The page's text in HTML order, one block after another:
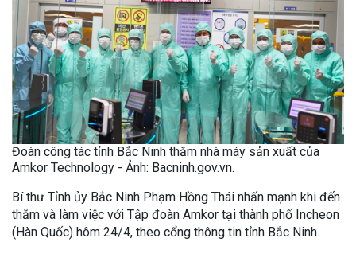
Đoàn công tác tỉnh Bắc Ninh thăm nhà máy sản xuất của
Amkor Technology - Ảnh: Bacninh.gov.vn.
Bí thư Tỉnh ủy Bắc Ninh Phạm Hồng Thái nhấn mạnh khi đến
thăm và làm việc với Tập đoàn Amkor tại thành phố Incheon
(Hàn Quốc) hôm 24/4, theo cổng thông tin tỉnh Bắc Ninh.